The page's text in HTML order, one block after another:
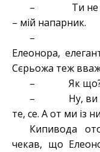
– Ти не
– мій напарник.
– Та знаю
Елеонора,
Сєрьожа теж
– Як що? –
– Ну, ви з
те, се. А от ми із
Кипивода
чекав, що